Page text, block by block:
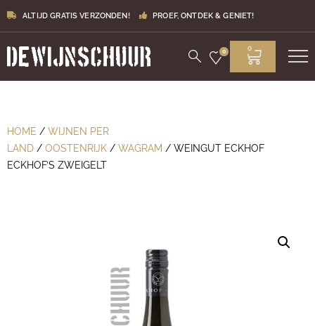
ALTIJD GRATIS VERZONDEN! PROEF, ONTDEK & GENIET!
0 0
HOME / WIJNEN PER
LAND / OOSTENRIJK / WAGRAM / WEINGUT ECKHOF
ECKHOF’S ZWEIGELT